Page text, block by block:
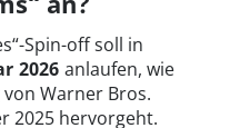
Spin-off soll in
2026 anlaufen, wie
Warner Bros.
2025 hervorgeht.